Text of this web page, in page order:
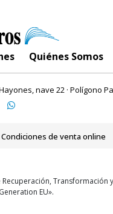
Quiénes Somos
nave 22 · Polígono
Condiciones de venta online
Transformación y
EU».